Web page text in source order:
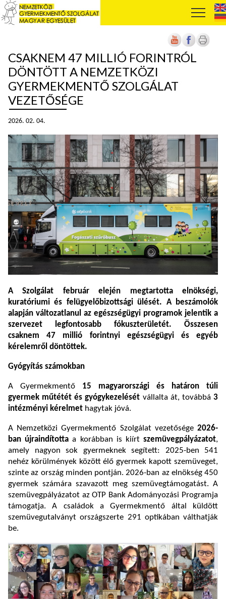
CSAKNEM 47 MILLIÓ FORINTRÓL
DÖNTÖTT A NEMZETKÖZI
GYERMEKMENTŐ SZOLGÁLAT
VEZETŐSÉGE
2026. 02. 04.
A Szolgálat február elején megtartotta elnökségi,
kuratóriumi és felügyelőbizottsági ülését. A beszámolók
alapján változatlanul az egészségügyi programok jelentik a
szervezet legfontosabb fókuszterületét. Összesen
csaknem 47 millió forintnyi egészségügyi és egyéb
kérelemről döntöttek.
Gyógyítás számokban
A Gyermekmentő 15 magyarországi és határon túli
gyermek műtétét és gyógykezelését vállalta át, továbbá3
intézményi kérelmet hagytak jóvá.
A Nemzetközi Gyermekmentő Szolgálat vezetősége 2026-
ban újraindította a korábban is kiírtszemüvegpályázatot,
amely nagyon sok gyermeknek segített: 2025-ben 541
nehéz körülmények között élő gyermek kapott szemüveget,
szinte az ország minden pontján. 2026-ban az elnökség 450
gyermek számára szavazott meg szemüvegtámogatást. A
szemüvegpályázatot az OTP Bank Adományozási Programja
támogatja. A családok a Gyermekmentő által küldött
szemüvegutalványt országszerte 291 optikában válthatják
be.